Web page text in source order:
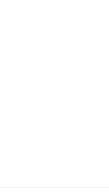
道 約10分）→
70分）→ 到着
→ 氷上IC →（一